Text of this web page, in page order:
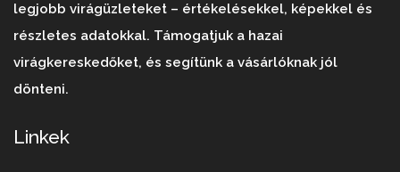
legjobb virágüzleteket – értékelésekkel, képekkel és
részletes adatokkal. Támogatjuk a hazai
virágkereskedőket, és segítünk a vásárlóknak jól
dönteni.
Linkek